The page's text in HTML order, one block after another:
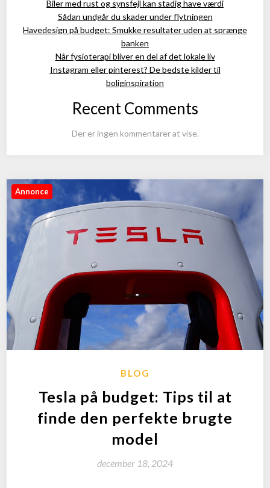
Biler med rust og synsfejl kan stadig have værdi
Sådan undgår du skader under flytningen
Havedesign på budget: Smukke resultater uden at sprænge
banken
Når fysioterapi bliver en del af det lokale liv
Instagram eller pinterest? De bedste kilder til
boliginspiration
Recent Comments
Der er ingen kommentarer at vise.
Annonce
BLOG
Tesla på budget: Tips til at
finde den perfekte brugte
model
december 18, 2024